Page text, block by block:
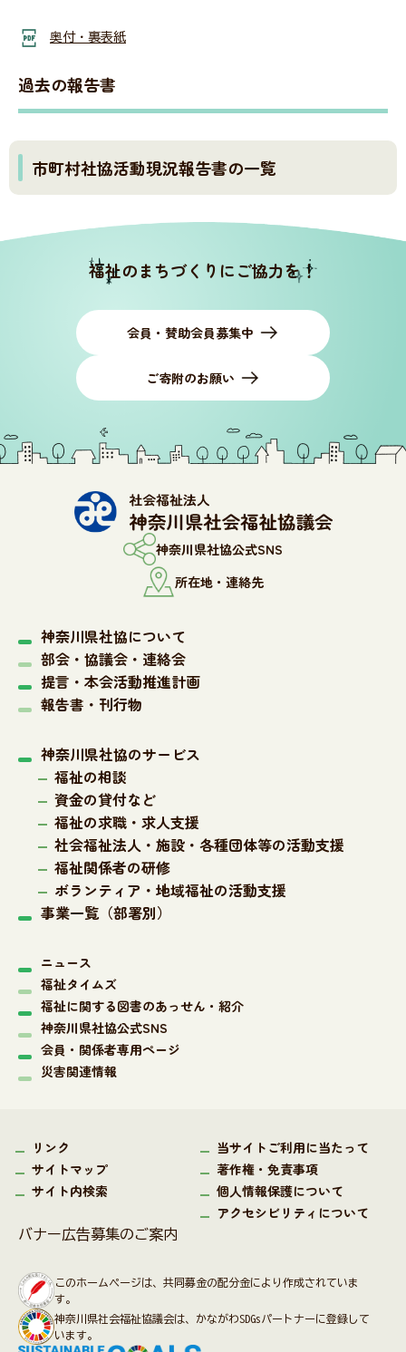
奥付・裏表紙
過去の報告書
市町村社協活動現況報告書の一覧
福祉のまちづくりにご協力を！
会員・賛助会員募集中
ご寄附のお願い
神奈川県社協公式SNS
所在地・連絡先
神奈川県社協について
部会・協議会・連絡会
提言・本会活動推進計画
報告書・刊行物
神奈川県社協のサービス
福祉の相談
資金の貸付など
福祉の求職・求人支援
社会福祉法人・施設・各種団体等の活動支援
福祉関係者の研修
ボランティア・地域福祉の活動支援
事業一覧（部署別）
ニュース
福祉タイムズ
福祉に関する図書のあっせん・紹介
神奈川県社協公式SNS
会員・関係者専用ページ
災害関連情報
リンク
サイトマップ
サイト内検索
当サイトご利用に当たって
著作権・免責事項
個人情報保護について
アクセシビリティについて
バナー広告募集のご案内
このホームページは、共同募金の配分金により作成されていま
す。
神奈川県社会福祉協議会は、かながわSDGsパートナーに登録して
います。
サイトマップ
サイト内検索
個人情報保護について